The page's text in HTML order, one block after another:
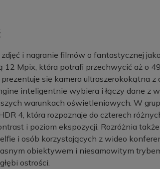
i nagranie filmów o fantastycznej
12 Mpix, która potrafi przechwycić aż o
się kamera ultraszerokokątna
inteligentnie wybiera i łączy dane z
warunkach oświetleniowych. W
4, która rozpoznaje do czterech
i poziom ekspozycji. Rozróżnia
i osób korzystających z wideo
obiektywem i niesamowitym
ostrości.